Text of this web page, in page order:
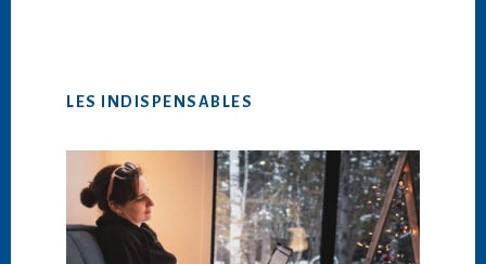
LES INDISPENSABLES